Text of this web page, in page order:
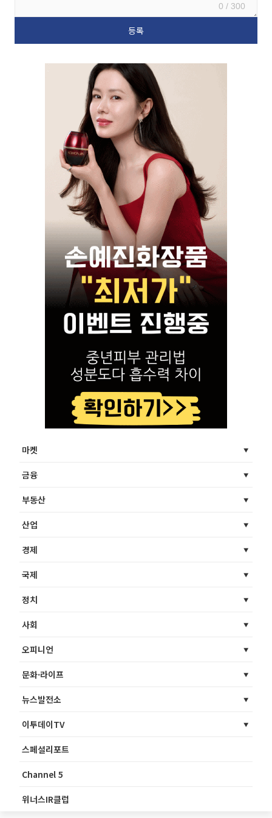
0 / 300
마켓
금융
부동산
산업
경제
국제
정치
사회
오피니언
문화·라이프
뉴스발전소
이투데이TV
스페셜리포트
Channel 5
위너스IR클럽